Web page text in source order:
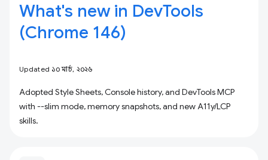
What's new in DevTools
(Chrome 146)
Updated ১০ মার্চ, ২০২৬
Adopted Style Sheets, Console history, and DevTools MCP
with --slim mode, memory snapshots, and new A11y/LCP
skills.